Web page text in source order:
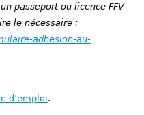
passeport ou licence FFV
le nécessaire :
adhesion-au-
d’emploi.